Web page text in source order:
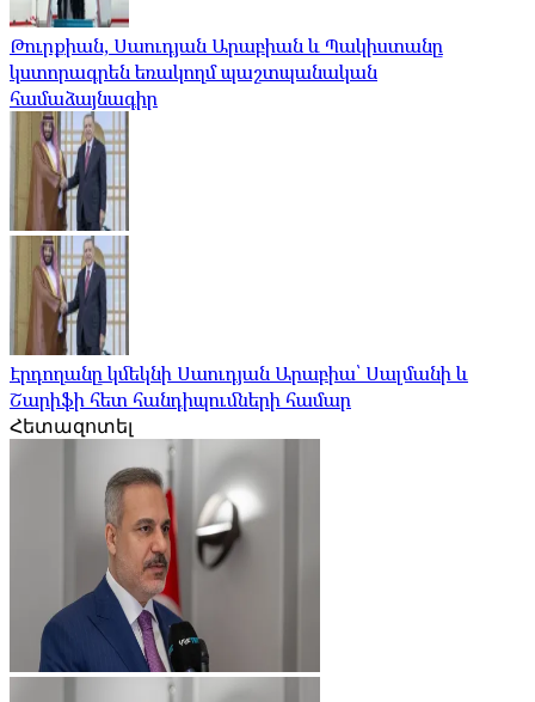
Թուրքիան, Սաուդյան Արաբիան և Պակիստանը
կստորագրեն եռակողմ պաշտպանական
համաձայնագիր
Էրդողանը կմեկնի Սաուդյան Արաբիա՝ Սալմանի և
Շարիֆի հետ հանդիպումների համար
Հետազոտել